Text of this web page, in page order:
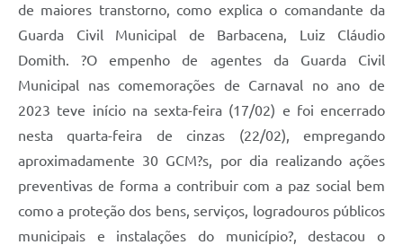
de maiores transtorno, como explica o comandante da
Guarda Civil Municipal de Barbacena, Luiz Cláudio
Domith. ?O empenho de agentes da Guarda Civil
Municipal nas comemorações de Carnaval no ano de
2023 teve início na sexta-feira (17/02) e foi encerrado
nesta quarta-feira de cinzas (22/02), empregando
aproximadamente 30 GCM?s, por dia realizando ações
preventivas de forma a contribuir com a paz social bem
como a proteção dos bens, serviços, logradouros públicos
municipais e instalações do município?, destacou o